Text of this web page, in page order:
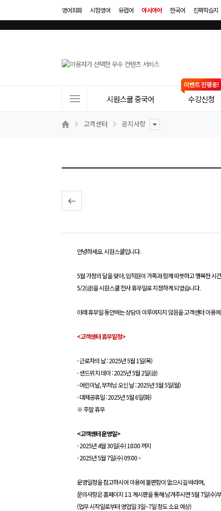
영어회화 시험영어 유럽어 아시아어 한국어 진짜학습지
트
시원스쿨 중국어 수강신청
고객센터 공지사항
안녕하세요. 시원스쿨입니다.
5월 가정의 달을 맞아, 임직원이 가족과 함께 따뜻하고 행복한 시
5/2(금)을 시원스쿨 전사 휴무일로 지정하게 되었습니다.
아래 휴무일 동안에는 상담이 이루어지지 않음을 고객센터 이용
<고객센터 휴무일정>
-근로자의 날 : 2025년 5월 1일(목)
- 샌드위치 데이 : 2025년 5월 2일(금)
- 어린이날, 부처님 오신 날 : 2025년 5월 5일(월)
- 대체공휴일 : 2025년 5월 6일(화)
※ 주말 휴무
<고객센터 운영일>
- 2025년 4월 30일(수) 18:00 까지
- 2025년 5월 7일(수) 09:00 ~
운영일정을 참고하시어 이용에 불편함이 없으시길 바라며,
문의사항은 홈페이지 1:1 게시판을 통해 남겨주시면 5월 7일(수)
(업무 시작일로부터 영업일 3일~7일 정도 소요 예상)